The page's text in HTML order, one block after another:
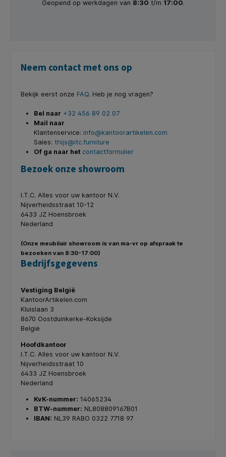
Geopend op werkdagen van 8:30 t/m 17:00.
Neem contact met ons op
Bekijk eerst onze FAQ. Heb je nog vragen?
Bel naar +32 456 89 02 07
Mail naar
Klantenservice: info@kantoorartikelen.com
Sales: thijs@itc.furniture
Of ga naar het contactformulier
Bezoek onze showroom
I.T.C. Alles voor uw kantoor N.V.
Nijverheidsstraat 10-12
6433 JZ Hoensbroek
Nederland
(Onze meubilair showroom is van ma-vr op afspraak te
bezoeken van 8:30-17:00)
Bedrijfsgegevens
Vestiging België
KantoorArtikelen.com
Kluislaan 3
8670 Oostduinkerke-Koksijde
België
Hoofdkantoor
I.T.C. Alles voor uw kantoor N.V.
Nijverheidsstraat 10
6433 JZ Hoensbroek
Nederland
KvK-nummer: 14065234
BTW-nummer: NL808809167B01
IBAN: NL39 RABO 0322 7718 97